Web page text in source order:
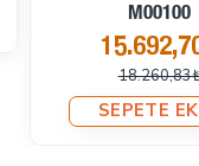
15.692,70₺
SEPETE EKLE